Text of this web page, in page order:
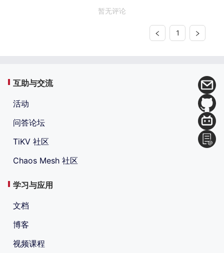
暂无评论
1
互助与交流
活动
问答论坛
TiKV 社区
Chaos Mesh 社区
学习与应用
文档
博客
视频课程